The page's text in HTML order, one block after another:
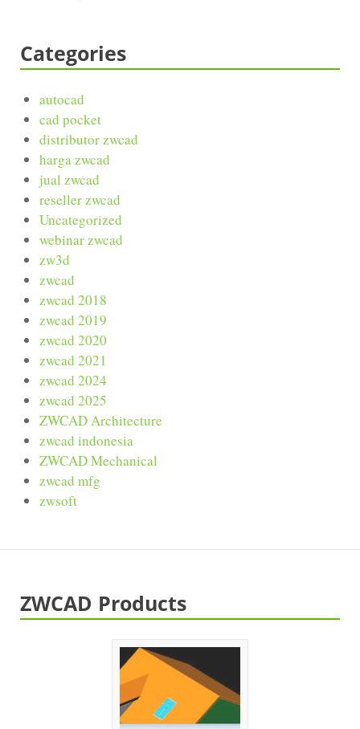
Categories
autocad
cad pocket
distributor zwcad
harga zwcad
jual zwcad
reseller zwcad
Uncategorized
webinar zwcad
zw3d
zwcad
zwcad 2018
zwcad 2019
zwcad 2020
zwcad 2021
zwcad 2024
zwcad 2025
ZWCAD Architecture
zwcad indonesia
ZWCAD Mechanical
zwcad mfg
zwsoft
ZWCAD Products